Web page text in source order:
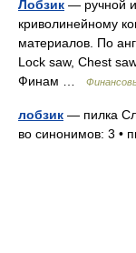
Лобзик — ручной
криволинейному
материалов. По
Lock saw, Chest
Финам …
лобзик — пилка
во синонимов: 3 •